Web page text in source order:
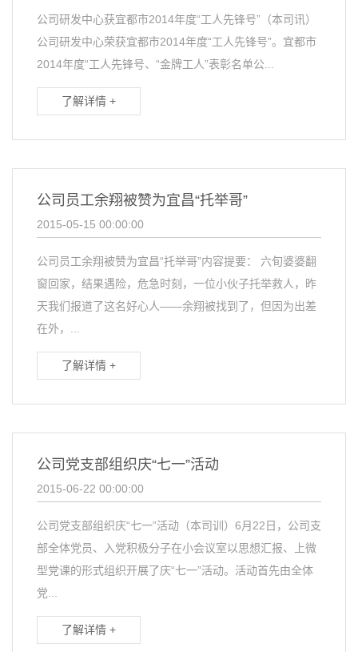
公司研发中心获宜都市2014年度“工人先锋号”（本司讯）
公司研发中心荣获宜都市2014年度“工人先锋号”。宜都市
2014年度“工人先锋号、“金牌工人”表彰名单公...
了解详情 +
公司员工余翔被赞为宜昌“托举哥”
2015-05-15 00:00:00
公司员工余翔被赞为宜昌“托举哥”内容提要： 六旬婆婆翻
窗回家，结果遇险，危急时刻，一位小伙子托举救人，昨
天我们报道了这名好心人——余翔被找到了，但因为出差
在外，...
了解详情 +
公司党支部组织庆“七一”活动
2015-06-22 00:00:00
公司党支部组织庆“七一”活动（本司训）6月22日，公司支
部全体党员、入党积极分子在小会议室以思想汇报、上微
型党课的形式组织开展了庆“七一”活动。活动首先由全体
党...
了解详情 +